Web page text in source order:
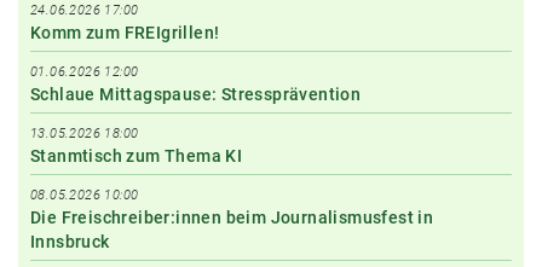
24.06.2026 17:00
Komm zum FREIgrillen!
01.06.2026 12:00
Schlaue Mittagspause: Stressprävention
13.05.2026 18:00
Stanmtisch zum Thema KI
08.05.2026 10:00
Die Freischreiber:innen beim Journalismusfest in
Innsbruck